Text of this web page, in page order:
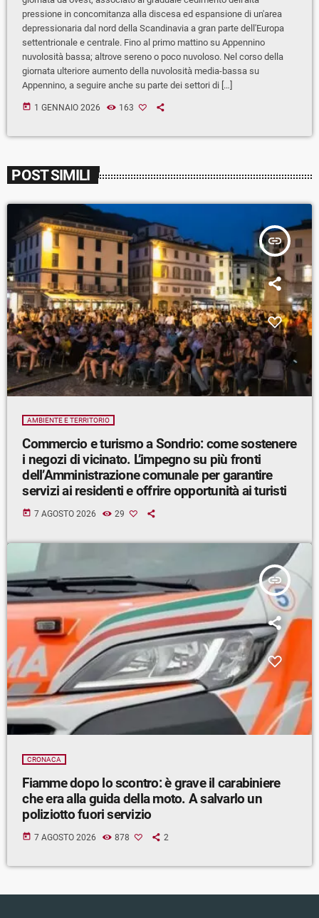
pressione in concomitanza alla discesa ed espansione di un'area
depressionaria dal nord della Scandinavia a gran parte dell'Europa
settentrionale e centrale. Fino al primo mattino su Appennino
nuvolosità bassa; altrove sereno o poco nuvoloso. Nel corso della
giornata ulteriore aumento della nuvolosità media-bassa su
Appennino, a seguire anche su parte dei settori di […]
today 1 GENNAIO 2026 163
POST SIMILI
insert_link
AMBIENTE E TERRITORIO
Commercio e turismo a Sondrio: come sostenere
i negozi di vicinato. L’impegno su più fronti
dell’Amministrazione comunale per garantire
servizi ai residenti e offrire opportunità ai turisti
today 7 AGOSTO 2026 29
insert_link
CRONACA
Fiamme dopo lo scontro: è grave il carabiniere
che era alla guida della moto. A salvarlo un
poliziotto fuori servizio
today 7 AGOSTO 2026 878 2